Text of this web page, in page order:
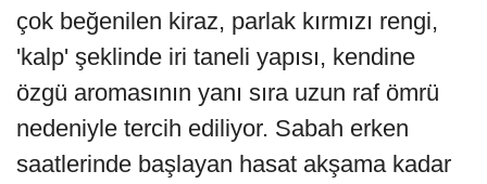
çok beğenilen kiraz, parlak kırmızı rengi,
'kalp' şeklinde iri taneli yapısı, kendine
özgü aromasının yanı sıra uzun raf ömrü
nedeniyle tercih ediliyor. Sabah erken
saatlerinde başlayan hasat akşama kadar